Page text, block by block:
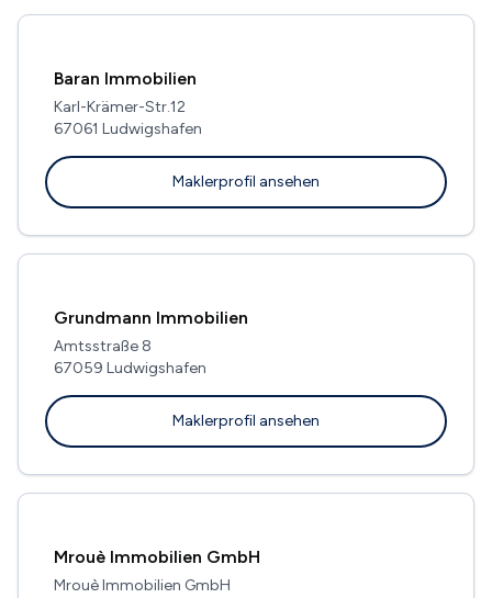
Baran Immobilien
Karl-Krämer-Str.12
67061 Ludwigshafen
Maklerprofil ansehen
Grundmann Immobilien
Amtsstraße 8
67059 Ludwigshafen
Maklerprofil ansehen
Mrouè Immobilien GmbH
Mrouè Immobilien GmbH